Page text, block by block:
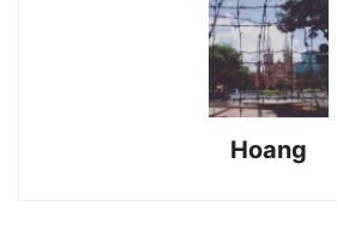
Hoang